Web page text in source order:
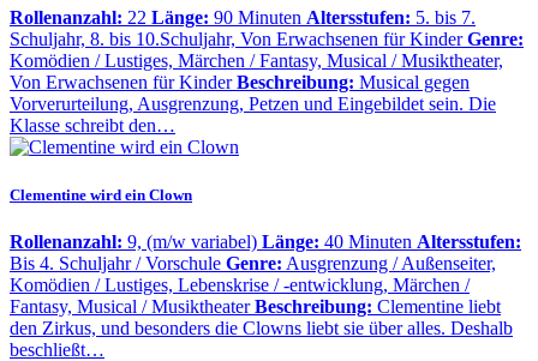
Rollenanzahl: 22 Länge: 90 Minuten Altersstufen: 5. bis 7.
Schuljahr, 8. bis 10.Schuljahr, Von Erwachsenen für Kinder Genre:
Komödien / Lustiges, Märchen / Fantasy, Musical / Musiktheater,
Von Erwachsenen für Kinder Beschreibung: Musical gegen
Vorverurteilung, Ausgrenzung, Petzen und Eingebildet sein. Die
Klasse schreibt den…
Clementine wird ein Clown
Rollenanzahl: 9, (m/w variabel) Länge: 40 Minuten Altersstufen:
Bis 4. Schuljahr / Vorschule Genre: Ausgrenzung / Außenseiter,
Komödien / Lustiges, Lebenskrise / -entwicklung, Märchen /
Fantasy, Musical / Musiktheater Beschreibung: Clementine liebt
den Zirkus, und besonders die Clowns liebt sie über alles. Deshalb
beschließt…